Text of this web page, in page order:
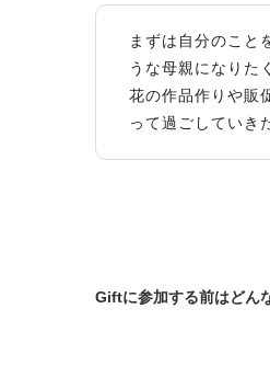
まずは自分のこと
うな母親になりた
花の作品作りや販
って過ごしていき
Giftに参加する前はどん